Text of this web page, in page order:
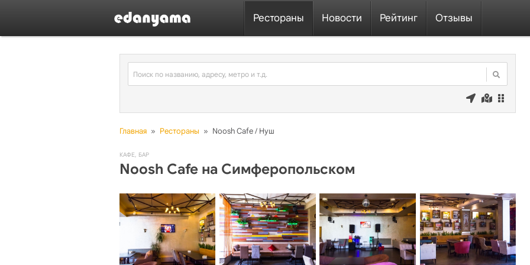
Рестораны Новости Рейтинг Отзывы
Главная » Рестораны » Noosh Cafe / Нуш
КАФЕ, БАР
Noosh Cafe на Симферопольском